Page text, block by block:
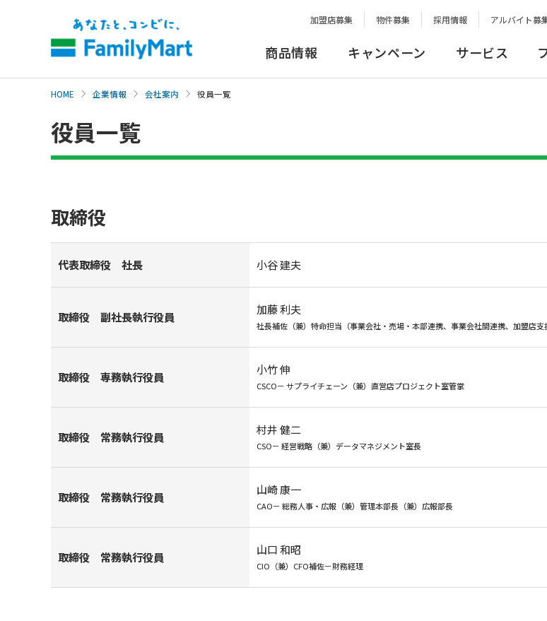
加盟店募集 物件募集 採用情報 アルバイト募
商品情報 キャンペーン サービス
HOME 企業情報 会社案内 役員一覧
役員一覧
取締役
代表取締役 社長 小谷 建夫
取締役 副社長執行役員
加藤 利夫
社長補佐（兼）特命担当（事業会社・売場・本部連携、事業会社間連携、加盟店支
取締役 専務執行役員
小竹 伸
CSCO－ サプライチェーン（兼）直営店プロジェクト室管掌
取締役 常務執行役員
村井 健二
CSO－ 経営戦略（兼）データマネジメント室長
取締役 常務執行役員
山崎 康一
CAO－ 総務人事・広報（兼）管理本部長（兼）広報部長
取締役 常務執行役員
山口 和昭
CIO（兼）CFO補佐－財務経理